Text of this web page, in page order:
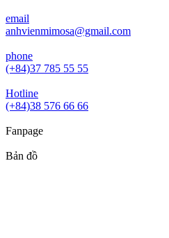
email
anhvienmimosa@gmail.com
phone
(+84)37 785 55 55
Hotline
(+84)38 576 66 66
Fanpage
Bản đồ